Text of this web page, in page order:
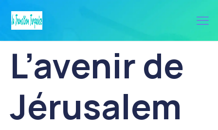
L’avenir de
Jérusalem